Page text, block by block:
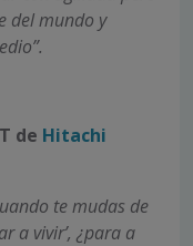
del mundo y
de Hitachi
te mudas de
a vivir’, ¿para a